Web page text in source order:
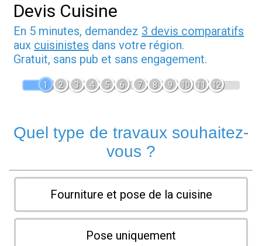
Devis Cuisine
En 5 minutes, demandez 3 devis comparatifs
aux cuisinistes dans votre région.
Gratuit, sans pub et sans engagement.
1 2 3 4 5 6 7 8 9 10 11 12
Quel type de travaux souhaitez-
vous ?
Fourniture et pose de la cuisine
Pose uniquement